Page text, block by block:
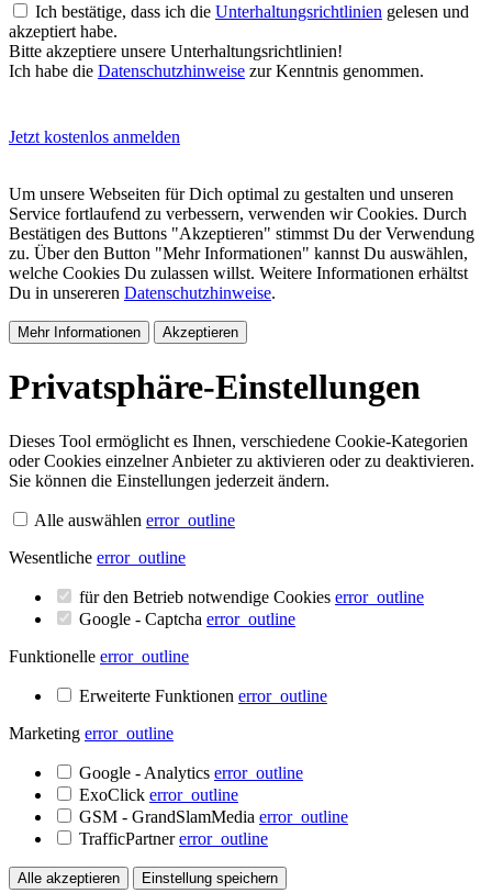
Ich bestätige, dass ich die Unterhaltungsrichtlinien gelesen und
akzeptiert habe.
Bitte akzeptiere unsere Unterhaltungsrichtlinien!
Ich habe die Datenschutzhinweise zur Kenntnis genommen.
Jetzt kostenlos anmelden
Um unsere Webseiten für Dich optimal zu gestalten und unseren
Service fortlaufend zu verbessern, verwenden wir Cookies. Durch
Bestätigen des Buttons "Akzeptieren" stimmst Du der Verwendung
zu. Über den Button "Mehr Informationen" kannst Du auswählen,
welche Cookies Du zulassen willst. Weitere Informationen erhältst
Du in unsereren Datenschutzhinweise.
Mehr Informationen Akzeptieren
Privatsphäre-Einstellungen
Dieses Tool ermöglicht es Ihnen, verschiedene Cookie-Kategorien
oder Cookies einzelner Anbieter zu aktivieren oder zu deaktivieren.
Sie können die Einstellungen jederzeit ändern.
Alle auswählen error_outline
Wesentliche error_outline
für den Betrieb notwendige Cookies error_outline
Google - Captcha error_outline
Funktionelle error_outline
Erweiterte Funktionen error_outline
Marketing error_outline
Google - Analytics error_outline
ExoClick error_outline
GSM - GrandSlamMedia error_outline
TrafficPartnererror_outline
Alle akzeptieren Einstellung speichern